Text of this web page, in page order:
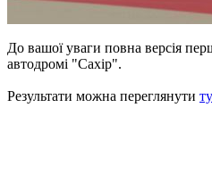
До вашої уваги повна версія
автодромі "Сахір".
Результати можна переглянути